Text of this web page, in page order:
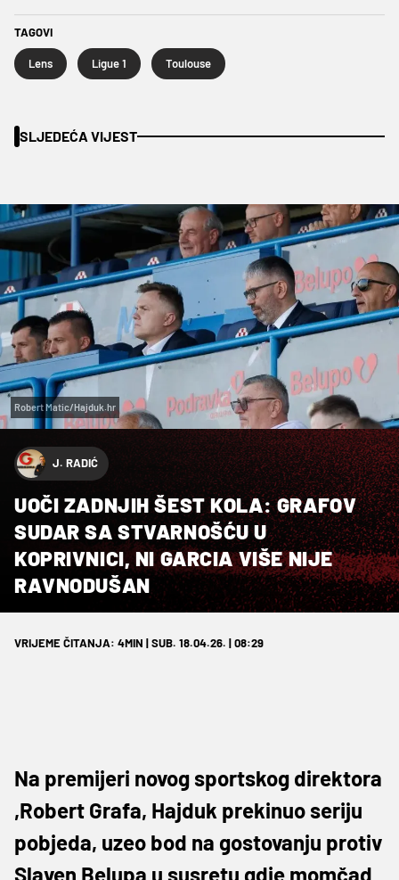
TAGOVI
Lens Ligue 1 Toulouse
SLJEDEĆA VIJEST
Robert Matic/Hajduk.hr
J. RADIĆ
UOČI ZADNJIH ŠEST KOLA: GRAFOV
SUDAR SA STVARNOŠĆU U
KOPRIVNICI, NI GARCIA VIŠE NIJE
RAVNODUŠAN
VRIJEME ČITANJA: 4MIN | SUB. 18.04.26. | 08:29
Na premijeri novog sportskog direktora
,Robert Grafa, Hajduk prekinuo seriju
pobjeda, uzeo bod na gostovanju protiv
Slaven Belupa u susretu gdje momčad